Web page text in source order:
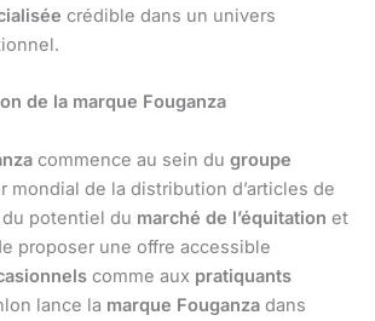
crédible dans un univers
de la marque Fouganza
commence au sein du groupe
mondial de la distribution d’articles de
potentiel du marché de l’équitation et
proposer une offre accessible
comme aux pratiquants
lance la marque Fouganza dans